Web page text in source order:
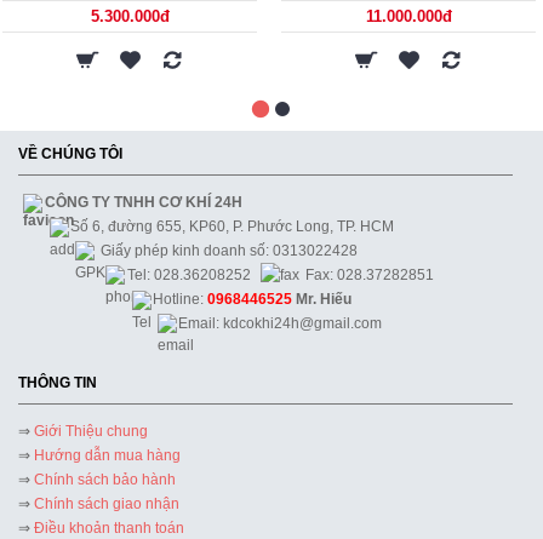
5.300.000đ 11.000.000đ
VỀ CHÚNG TÔI
CÔNG TY TNHH CƠ KHÍ 24H
Số 6, đường 655, KP60, P. Phước Long, TP. HCM
Giấy phép kinh doanh số: 0313022428
Tel: 028.36208252
Fax: 028.37282851
Hotline: 0968446525 Mr. Hiếu
Email: kdcokhi24h@gmail.com
THÔNG TIN
⇒ Giới Thiệu chung
⇒ Hướng dẫn mua hàng
⇒ Chính sách bảo hành
⇒ Chính sách giao nhận
⇒ Điều khoản thanh toán